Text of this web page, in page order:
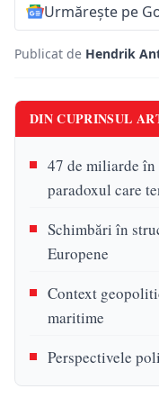
Urmărește pe
Publicat de Hendrik
DIN CUPRINSUL
47 de miliarde în
paradoxul care
Schimbări în
Europene
Context
maritime
Perspectivele